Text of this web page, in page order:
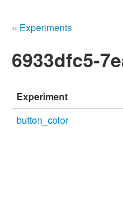
« Experiments
6933dfc5-
Experiment
button_color